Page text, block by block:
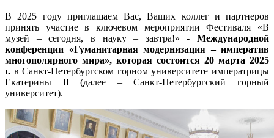
В 2025 году приглашаем Вас, Ваших коллег и партнеров
принять участие в ключевом мероприятии Фестиваля «В
музей – сегодня, в науку – завтра!» - Международной
конференции «Гуманитарная модернизация – императив
многополярного мира», которая состоится 20 марта 2025
г. в Санкт-Петербургском горном университете императрицы
Екатерины II (далее – Санкт-Петербургский горный
университет).